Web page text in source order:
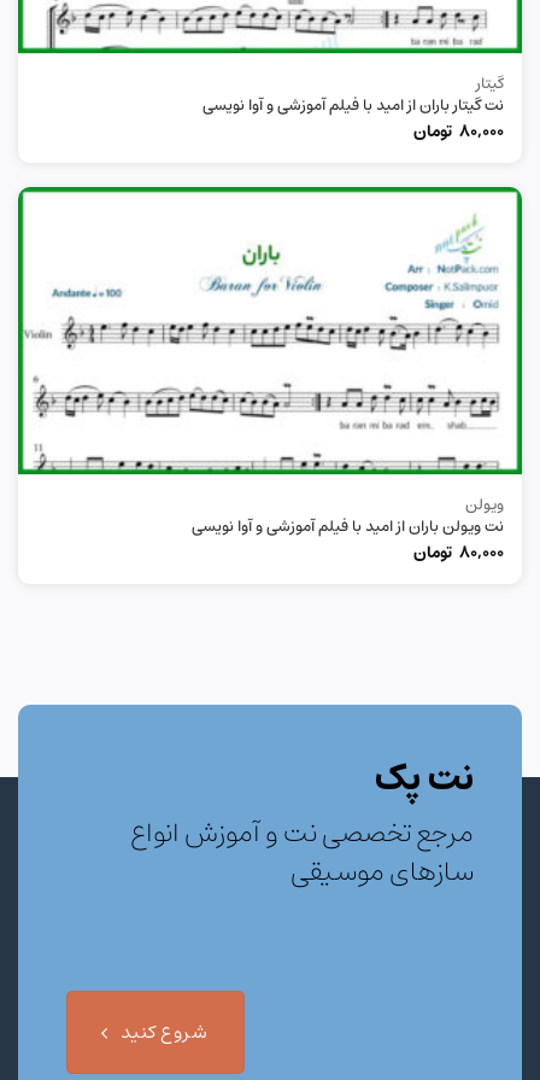
گیتار
نت گیتار باران از امید با فیلم آموزشی و آوا نویسی
80,000 تومان
ویولن
نت ویولن باران از امید با فیلم آموزشی و آوا نویسی
80,000 تومان
نت پک
مرجع تخصصی نت و آموزش انواع
سازهای موسیقی
شروع کنید